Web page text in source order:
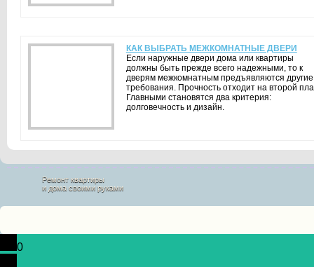
КАК ВЫБРАТЬ МЕЖКОМНАТНЫЕ ДВЕРИ
Если наружные двери дома или квартиры
должны быть прежде всего надежными, то к
дверям межкомнатным предъявляются другие
требования. Прочность отходит на второй
Главными становятся два критерия:
долговечность и дизайн.
Ремонт квартиры
и дома своими руками
0